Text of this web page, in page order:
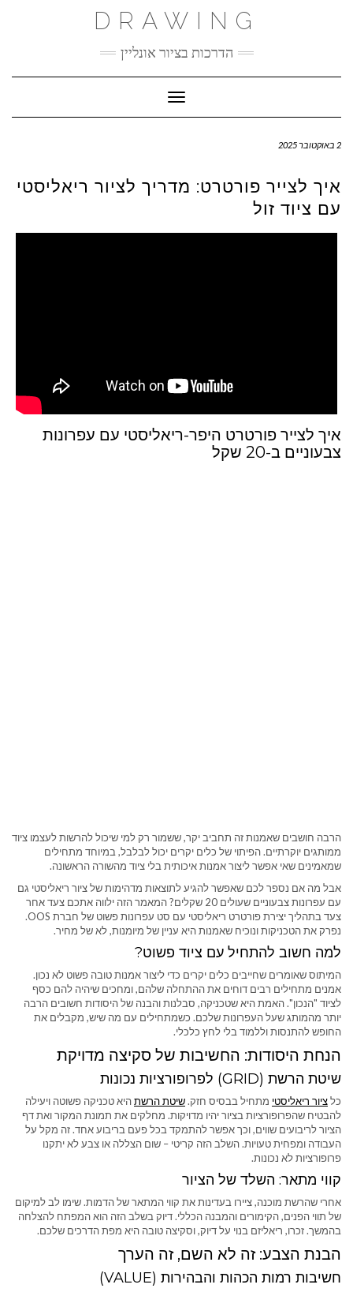
DRAWING
הדרכות בציור אונליין
Toggle Navigation
2 באוקטובר 2025
איך לצייר פורטרט: מדריך לציור ריאליסטי
עם ציוד זול
איך לצייר פורטרט היפר-ריאליסטי עם עפרונות
צבעוניים ב-20 שקל
הרבה חושבים שאמנות זה תחביב יקר, ששמור רק למי שיכול להרשות לעצמו ציוד
ממותגים יוקרתיים. הפיתוי של כלים יקרים יכול לבלבל, במיוחד מתחילים
שמאמינים שאי אפשר ליצור אמנות איכותית בלי ציוד מהשורה הראשונה.
אבל מה אם נספר לכם שאפשר להגיע לתוצאות מדהימות של ציור ריאליסטי גם
עם עפרונות צבעוניים שעולים 20 שקלים? המאמר הזה ילווה אתכם צעד אחר
צעד בתהליך יצירת פורטרט ריאליסטי עם סט עפרונות פשוט של חברת OOS.
נפרק את הטכניקות ונוכיח שאמנות היא עניין של מיומנות, לא של מחיר.
למה חשוב להתחיל עם ציוד פשוט?
המיתוס שאומרים שחייבים כלים יקרים כדי ליצור אמנות טובה פשוט לא נכון.
אמנים מתחילים רבים דוחים את ההתחלה שלהם, ומחכים שיהיה להם כסף
לציוד "הנכון". האמת היא שטכניקה, סבלנות והבנה של היסודות חשובים הרבה
יותר מהמותג שעל העפרונות שלכם. כשמתחילים עם מה שיש, מקבלים את
החופש להתנסות וללמוד בלי לחץ כלכלי.
הנחת היסודות: החשיבות של סקיצה מדויקת
שיטת הרשת (GRID) לפרופורציות נכונות
כלציור ריאליסטי מתחיל בבסיס חזק.שיטת הרשתהיא טכניקה פשוטה ויעילה
להבטיח שהפרופורציות בציור יהיו מדויקות. מחלקים את תמונת המקור ואת דף
הציור לריבועים שווים, וכך אפשר להתמקד בכל פעם בריבוע אחד. זה מקל על
העבודה ומפחית טעויות. השלב הזה קריטי – שום הצללה או צבע לא יתקנו
פרופורציות לא נכונות.
קווי מתאר: השלד של הציור
אחרי שהרשת מוכנה, ציירו בעדינות את קווי המתאר של הדמות. שימו לב למיקום
של תווי הפנים, הקימורים והמבנה הכללי. דיוק בשלב הזה הוא המפתח להצלחה
בהמשך. זכרו, ריאליזם בנוי על דיוק, וסקיצה טובה היא מפת הדרכים שלכם.
הבנת הצבע: זה לא השם, זה הערך
חשיבות רמות הכהות והבהירות (VALUE)